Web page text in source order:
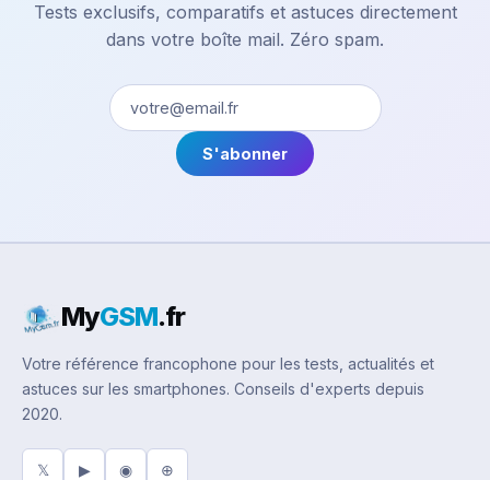
Tests exclusifs, comparatifs et astuces directement
dans votre boîte mail. Zéro spam.
S'abonner
MyGSM.fr
Votre référence francophone pour les tests, actualités et
astuces sur les smartphones. Conseils d'experts depuis
2020.
𝕏 ▶ ◉ ⊕